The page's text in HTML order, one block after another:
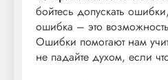
бойтесь допускать
ошибка – это
Ошибки помогают нам
не падайте духом, если